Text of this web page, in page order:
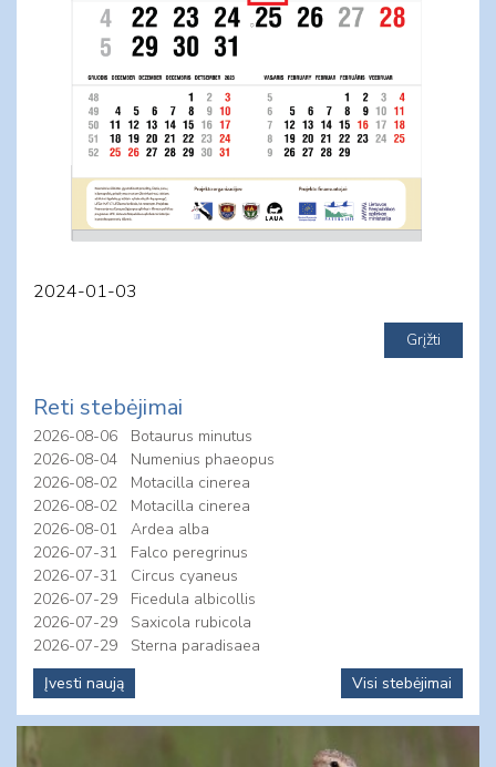
2024-01-03
Reti stebėjimai
2026-08-06
Botaurus minutus
2026-08-04
Numenius phaeopus
2026-08-02
Motacilla cinerea
2026-08-02
Motacilla cinerea
2026-08-01
Ardea alba
2026-07-31
Falco peregrinus
2026-07-31
Circus cyaneus
2026-07-29
Ficedula albicollis
2026-07-29
Saxicola rubicola
2026-07-29
Sterna paradisaea
Įvesti naują
Visi stebėjimai